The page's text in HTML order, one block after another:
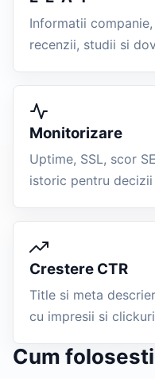
Informatii
recenzii, studii si
Monitorizare
Uptime, SSL, scor
istoric pentru decizii
Crestere CTR
Title si meta
cu impresii si
Cum